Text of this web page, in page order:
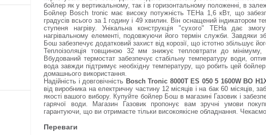
бойлер як у вертикальному, так і в горизонтальному положенні, в
Бойлер Bosch tronic має високу потужність ТЕНа 1,6 кВт, що
градусів всього за 1 годину і 49 хвилин. Він оснащений індикатором
ступеня нагріву. Унікальна конструкція "сухого" ТЕНа дає
нагрівальному елементі, подовжуючи його термін служби. Завдяки
Бош забезпечує додатковий захист від корозії, що істотно збільшує
Теплоізоляція товщиною 32 мм знижує тепловтрати до
Вбудований термостат забезпечує стабільну температуру води,
вода завжди підтримує необхідну температуру, що робить цей
домашнього використання.
Надійність і довговічність Bosch Tronic 8000T ES 050 5 1600W BO
від виробника на електричну частину 12 місяців і на бак 60 місяців,
якості вашого вибору. Купуйте бойлер Бош в магазині Газовик і
гарячої води. Магазин Газовик пропонує вам зручні умови
гарантуючи, що ви отримаєте тільки високоякісне обладнання.
Переваги